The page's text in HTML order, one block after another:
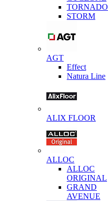
TORNADO
STORM
AGT
Effect
Natura Line
ALIX FLOOR
ALLOC
ALLOC
ORIGINAL
GRAND
AVENUE